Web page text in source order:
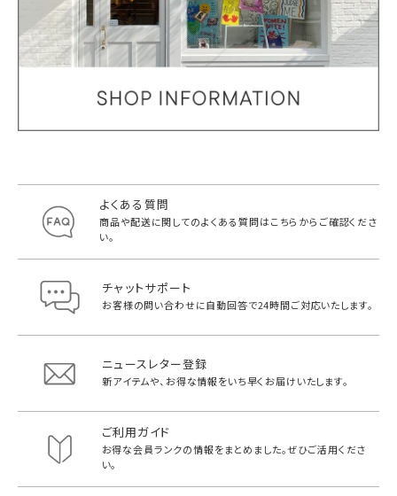
よくある質問
商品や配送に関してのよくある質問はこちらからご確認くださ
い。
チャットサポート
お客様の問い合わせに自動回答で24時間ご対応いたします。
ニュースレター登録
新アイテムや、お得な情報をいち早く お届けいたします。
ご利用ガイド
お得な会員ランクの情報をまとめました。ぜひご活用くださ
い。